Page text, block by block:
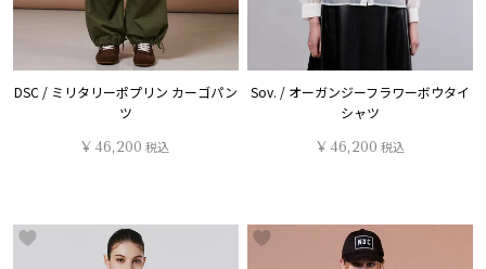
DSC / ミリタリーポプリン カーゴパン
ツ
¥ 46,200 税込
Sov. / オーガンジーフラワーボウタイ
シャツ
¥ 46,200 税込